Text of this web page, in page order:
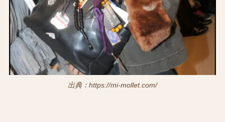
出典：https://mi-mollet.com/